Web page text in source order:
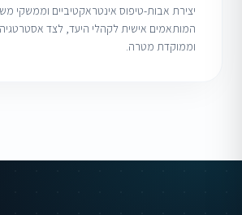
יצירת אבות-טיפוס אינטראקטיביים וממשקי
המותאמים אישית לקהלי היעד, לצד
וממוקדת מטרה.